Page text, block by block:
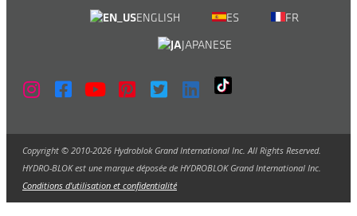
ENGLISH
ES
FR
JAPANESE
Copyright © 2010-2026 Hydroblok Grand International Inc. All Rights Reserved.
HYDRO-BLOK est une marque déposée de HYDROBLOK Grand International Inc.
Conditions d'utilisation et confidentialité